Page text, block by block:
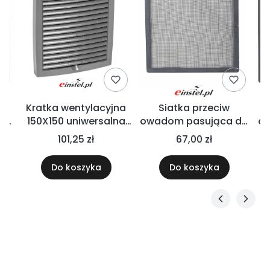
Kratka wentylacyjna
150X150 uniwersalna
czerpnia / wyrzutnia
wentylacyjna
101,25 zł
Do koszyka
Siatka przeciw
owadom pasująca do
kratki wielofunkcyjnej
150 X 150 VILPE
67,00 zł
Do koszyka